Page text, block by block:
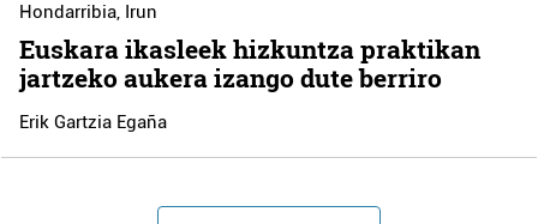
Hondarribia, Irun
Euskara ikasleek hizkuntza praktikan
jartzeko aukera izango dute berriro
Erik Gartzia Egaña